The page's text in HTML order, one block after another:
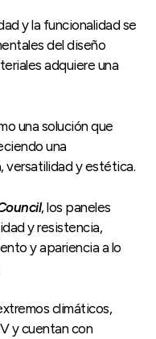
y la funcionalidad se
del diseño
adquiere una
una solución que
una
versatilidad y estética.
, los paneles
y resistencia,
y apariencia a lo
climáticos,
y cuentan con